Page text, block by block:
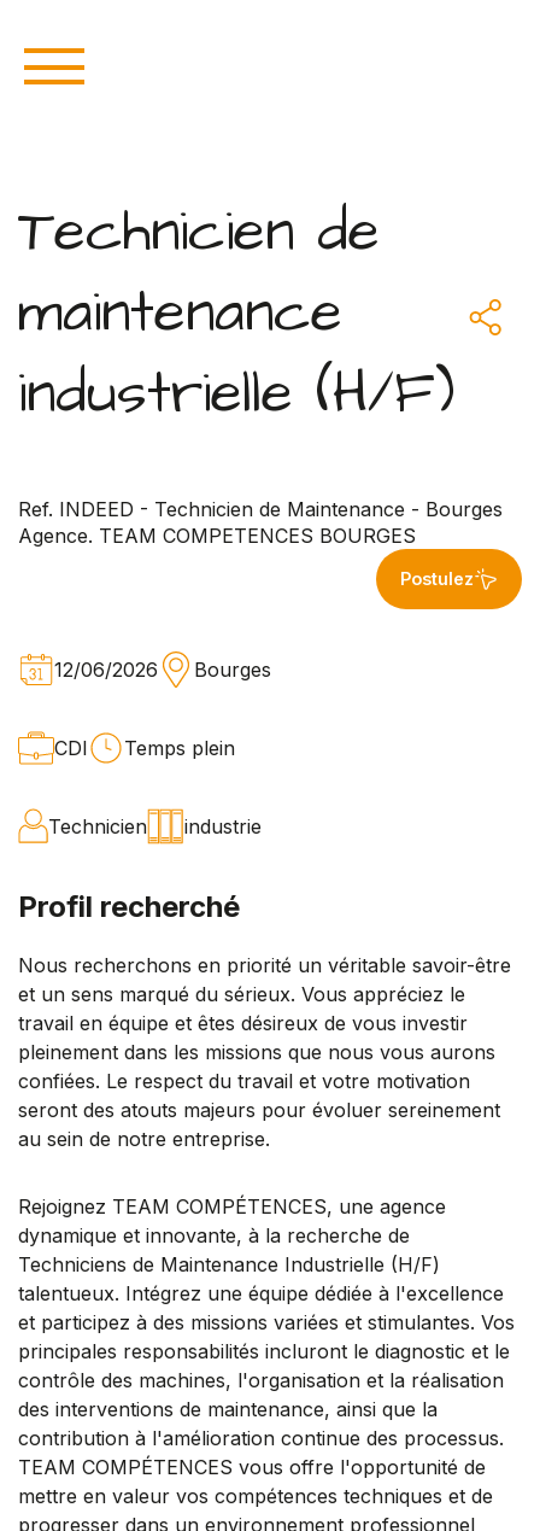
Technicien de
maintenance
industrielle (H/F)
Ref. INDEED - Technicien de Maintenance - Bourges
Agence. TEAM COMPETENCES BOURGES
Postulez
12/06/2026 Bourges
CDI Temps plein
Technicien industrie
Profil recherché
Nous recherchons en priorité un véritable savoir-être
et un sens marqué du sérieux. Vous appréciez le
travail en équipe et êtes désireux de vous investir
pleinement dans les missions que nous vous aurons
confiées. Le respect du travail et votre motivation
seront des atouts majeurs pour évoluer sereinement
au sein de notre entreprise.
Rejoignez TEAM COMPÉTENCES, une agence
dynamique et innovante, à la recherche de
Techniciens de Maintenance Industrielle (H/F)
talentueux. Intégrez une équipe dédiée à l'excellence
et participez à des missions variées et stimulantes. Vos
principales responsabilités incluront le diagnostic et le
contrôle des machines, l'organisation et la réalisation
des interventions de maintenance, ainsi que la
contribution à l'amélioration continue des processus.
TEAM COMPÉTENCES vous offre l'opportunité de
mettre en valeur vos compétences techniques et de
progresser dans un environnement professionnel